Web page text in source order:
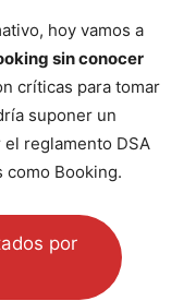
hoy vamos a
sin conocer
críticas para tomar
suponer un
reglamento DSA
como Booking.
por